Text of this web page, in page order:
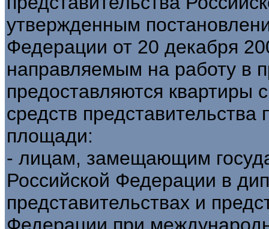
утвержденным
Федерации от 20 декабря
направляемым на работу в
предоставляются квартиры
средств
площади:
- лицам, замещающим
Российской Федерации в
представительствах и
Федерации при